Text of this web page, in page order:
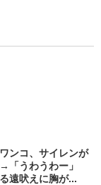
ンコ、サイレンが
→「うわうわー」
遠吠えに胸が...